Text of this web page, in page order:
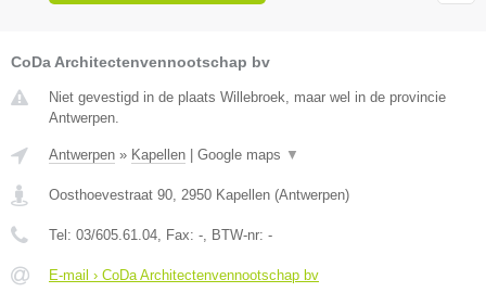
CoDa Architectenvennootschap bv
Niet gevestigd in de plaats Willebroek, maar wel in de provincie
Antwerpen.
Antwerpen » Kapellen Google maps ▼
Oosthoevestraat 90 2950 Kapellen (Antwerpen)
Tel: 03/605.61.04 , Fax: - , BTW-nr: -
E-mail › CoDa Architectenvennootschap bv